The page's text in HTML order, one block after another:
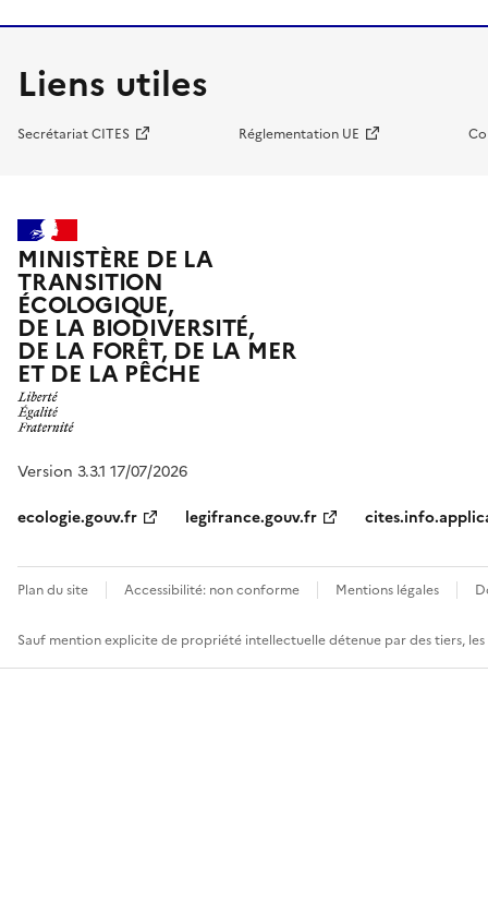
Liens utiles
Secrétariat CITES Réglementation UE
MINISTÈRE DE LA
TRANSITION
ÉCOLOGIQUE,
DE LA BIODIVERSITÉ,
DE LA FORÊT, DE LA MER
ET DE LA PÊCHE
Version 3.3.1 17/07/2026
ecologie.gouv.fr
legifrance.gouv.fr
Plan du site Accessibilité: non conforme Mentions légales
Sauf mention explicite de propriété intellectuelle détenue par des tiers,